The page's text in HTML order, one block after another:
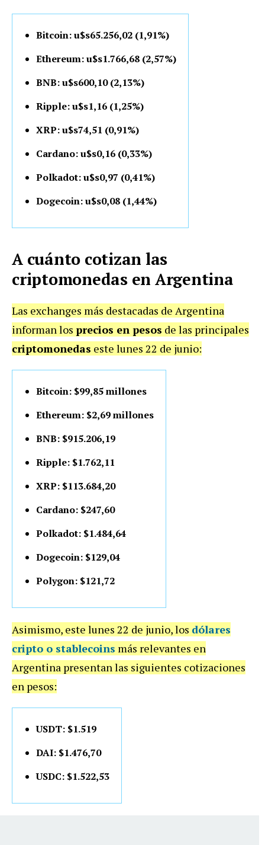
Bitcoin: u$s65.256,02 (1,91%)
Ethereum: u$s1.766,68 (2,57%)
BNB: u$s600,10 (2,13%)
Ripple: u$s1,16 (1,25%)
XRP: u$s74,51 (0,91%)
Cardano: u$s0,16 (0,33%)
Polkadot: u$s0,97 (0,41%)
Dogecoin: u$s0,08 (1,44%)
A cuánto cotizan las
criptomonedas en Argentina
Las exchanges más destacadas de Argentina
informan los precios en pesos de las principales
criptomonedas este lunes 22 de junio:
Bitcoin: $99,85 millones
Ethereum: $2,69 millones
BNB: $915.206,19
Ripple: $1.762,11
XRP: $113.684,20
Cardano: $247,60
Polkadot: $1.484,64
Dogecoin: $129,04
Polygon: $121,72
Asimismo, este lunes 22 de junio, los dólares
cripto o stablecoins más relevantes en
Argentina presentan las siguientes cotizaciones
en pesos:
USDT: $1.519
DAI: $1.476,70
USDC: $1.522,53